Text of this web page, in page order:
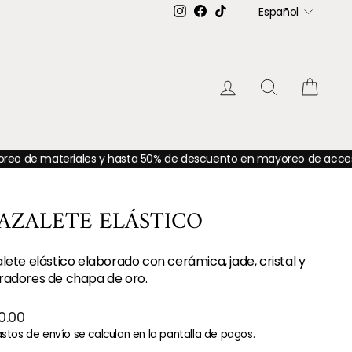
Instagram
Facebook IDIOMA
Español
INGRESAR
BUSCAR
y hasta 50% de descuento en mayoreo de accesorios
ELÁSTICO
elástico elaborado con cerámica, jade, cristal y
de chapa de oro.
de envío se calculan en la pantalla de pagos.